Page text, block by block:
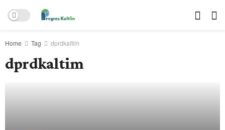
Home Tag dprdkaltim
dprdkaltim